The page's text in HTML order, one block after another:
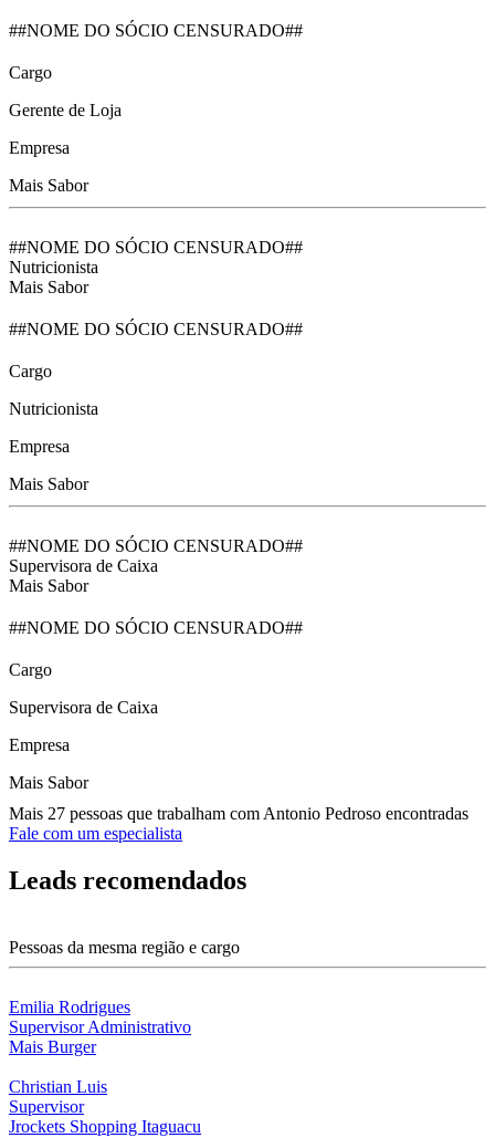
##NOME DO SÓCIO CENSURADO##
Cargo
Gerente de Loja
Empresa
Mais Sabor
##NOME DO SÓCIO CENSURADO##
Nutricionista
Mais Sabor
##NOME DO SÓCIO CENSURADO##
Cargo
Nutricionista
Empresa
Mais Sabor
##NOME DO SÓCIO CENSURADO##
Supervisora de Caixa
Mais Sabor
##NOME DO SÓCIO CENSURADO##
Cargo
Supervisora de Caixa
Empresa
Mais Sabor
Mais 27 pessoas que trabalham com Antonio Pedroso encontradas
Fale com um especialista
Leads recomendados
Pessoas da mesma região e cargo
Emilia Rodrigues
Supervisor Administrativo
Mais Burger
Christian Luis
Supervisor
Jrockets Shopping Itaguacu